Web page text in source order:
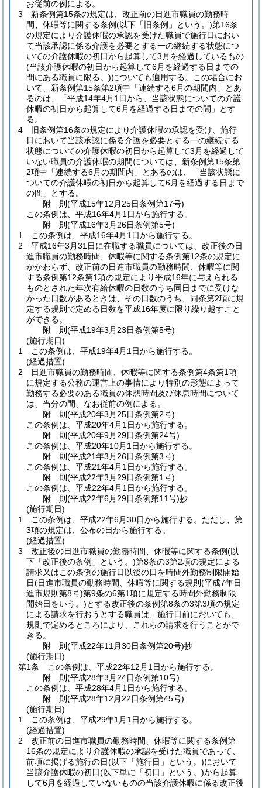
お従前の例による。
3
新条例第15条の規定は、改正前の日進市職員の勤務時
間、休暇等に関する条例(以下「旧条例」という。)第16条
の規定により介護休暇の承認を受けた職員で施行日におい
て当該承認に係る介護を必要とする一の継続する状態につ
いての介護休暇の初日から起算して3月を経過しているもの
(当該介護休暇の初日から起算して6月を経過する日までの
間にある職員に限る。)についても適用する。
この場合にお
いて、新条例第15条第2項中「連続する6月の期間内」とあ
るのは、「平成14年4月1日から、当該状態についての介護
休暇の初日から起算して6月を経過する日までの間」とす
る。
4
旧条例第16条の規定により介護休暇の承認を受け、施行
日において当該承認に係る介護を必要とする一の継続する
状態についての介護休暇の初日から起算して3月を経過して
いない職員の介護休暇の期間については、新条例第15条第
2項中「連続する6月の期間内」とあるのは、「当該状態に
ついての介護休暇の初日から起算して6月を経過する日まで
の間」とする。
附 則(平成15年12月25日条例第17号)
この条例は、平成16年4月1日から施行する。
附 則(平成16年3月26日条例第5号)
1
この条例は、平成16年4月1日から施行する。
2
平成16年3月31日に在職する職員については、改正後の日
進市職員の勤務時間、休暇等に関する条例第12条の規定に
かかわらず、改正前の日進市職員の勤務時間、休暇等に関
する条例第12条第1項の規定により平成16年に与えられる
ものとされた年次有給休暇の日数のうち同日までに受けな
かった日数があるときは、その日数のうち、同条第2項に規
定する規則で定める日数を平成16年度に限り繰り越すこと
ができる。
附 則(平成19年3月23日条例第5号)
(施行期日)
1
この条例は、平成19年4月1日から施行する。
(経過措置)
2
日進市職員の勤務時間、休暇等に関する条例第4条第1項
に規定する公務の運営上の事情により特別の形態によって
勤務する必要のある職員の休憩時間及び休息時間について
は、当分の間、なお従前の例による。
附 則(平成20年3月25日条例第2号)
この条例は、平成20年4月1日から施行する。
附 則(平成20年9月29日条例第24号)
この条例は、平成20年10月1日から施行する。
附 則(平成21年3月26日条例第3号)
この条例は、平成21年4月1日から施行する。
附 則(平成22年3月29日条例第1号)
この条例は、平成22年4月1日から施行する。
附 則(平成22年6月29日条例第11号)抄
(施行期日)
1
この条例は、平成22年6月30日から施行する。 ただし、第
3項の規定は、公布の日から施行する。
(経過措置)
3
改正後の日進市職員の勤務時間、休暇等に関する条例(以
下「改正後の条例」という。)第8条の3第2項の規定による
請求又はこの条例の施行日以後の日を時間外勤務制限開始
日(日進市職員の勤務時間、休暇等に関する規則 (平成7年日
進市規則第8号)第9条の6第1項に規定する時間外勤務制限
開始日をいう。)とする改正後の条例第8条の3第3項の規定
による請求を行おうとする職員は、施行日前においても、
規則で定めるところにより、これらの請求を行うことがで
きる。
附 則(平成22年11月30日条例第20号)抄
(施行期日)
第1条
この条例は、平成22年12月1日から施行する。
附 則(平成28年3月24日条例第10号)
この条例は、平成28年4月1日から施行する。
附 則(平成28年12月22日条例第45号)
(施行期日)
1
この条例は、平成29年1月1日から施行する。
(経過措置)
2
改正前の日進市職員の勤務時間、休暇等に関する条例第
16条の規定により介護休暇の承認を受けた職員であって、
前項に掲げる施行の日(以下「施行日」という。)において
当該介護休暇の初日(以下単に「初日」という。)から起算
して6月を経過していないものの当該介護休暇に係る改正後